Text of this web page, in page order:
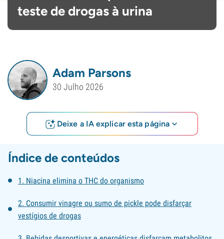
teste de drogas à urina
Adam Parsons
30 Julho 2026
Deixe a IA explicar esta página
Índice de conteúdos
1. Niacina elimina o THC do organismo
2. Consumir vinagre ou sumo de pickle pode disfarçar
vestígios de drogas